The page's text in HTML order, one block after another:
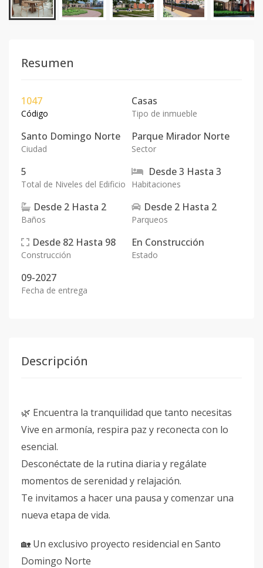
Resumen
1047
Código
Casas
Tipo de inmueble
Santo Domingo Norte
Ciudad
Parque Mirador Norte
Sector
5
Total de Niveles del Edificio
Desde3 Hasta 3
Habitaciones
Desde 2 Hasta 2
Baños
Desde 2 Hasta 2
Parqueos
Desde 82 Hasta 98
Construcción
En Construcción
Estado
09-2027
Fecha de entrega
Descripción
🌿 Encuentra la tranquilidad que tanto necesitas
Vive en armonía, respira paz y reconecta con lo
esencial.
Desconéctate de la rutina diaria y regálate
momentos de serenidad y relajación.
Te invitamos a hacer una pausa y comenzar una
nueva etapa de vida.
🏡 Un exclusivo proyecto residencial en Santo
Domingo Norte